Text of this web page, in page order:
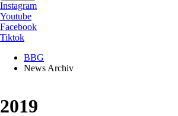
Instagram
Youtube
Facebook
Tiktok
BBG
News Archiv
2019